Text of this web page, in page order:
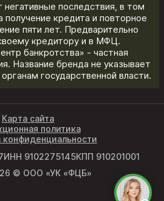
негативные последствия, в том
получение кредита и повторное
пяти лет. Предварительно
кредитору и в МФЦ.
банкротства» - частная
Название бренда не указывает
государственной власти.
ИНН 9102275145КПП 910201001
© ООО «УК «ФЦБ»
Карта сайта
политика
конфиденциальности